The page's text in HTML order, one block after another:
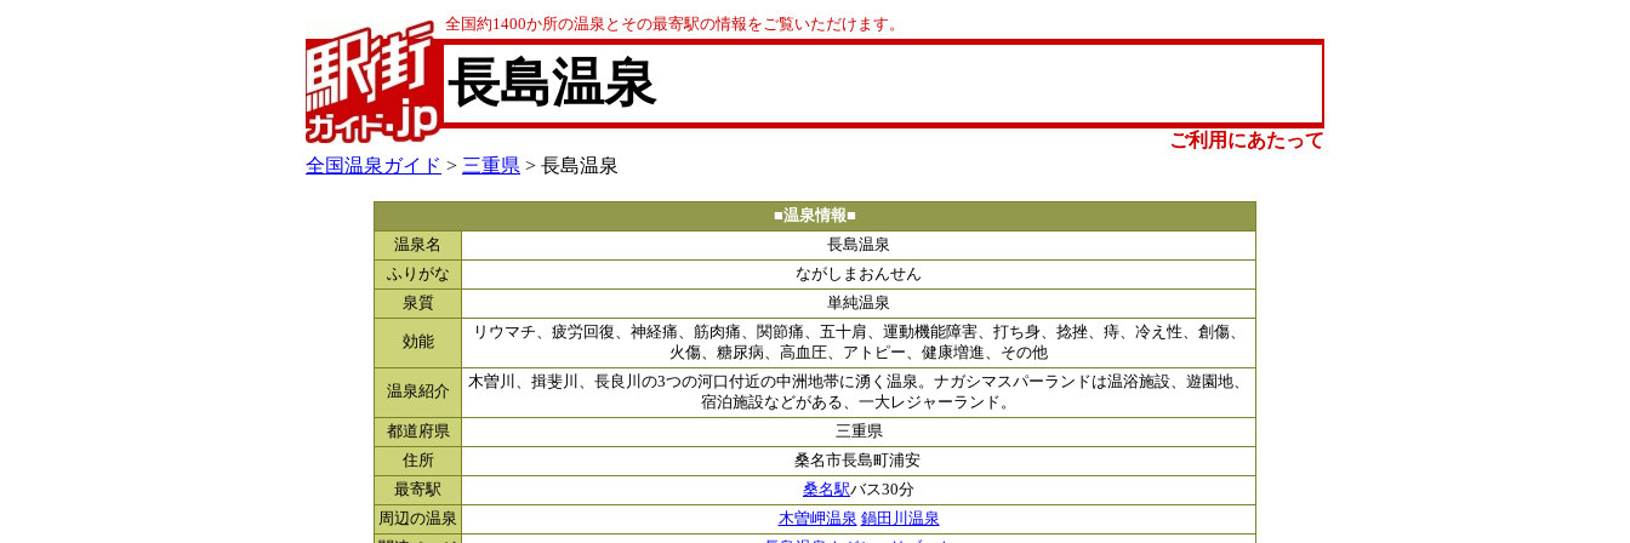
全国約1400か所の温泉とその最寄駅の情報をご覧いただけます。
長島温泉
ご利用にあたって
全国温泉ガイド > 三重県 > 長島温泉
■温泉情報■
温泉名
長島温泉
ふりがな
ながしまおんせん
泉質
単純温泉
効能
リウマチ、疲労回復、神経痛、筋肉痛、関節痛、五十肩、運動機能障害、打ち身、捻挫、痔、冷え性、創傷、
火傷、糖尿病、高血圧、アトピー、健康増進、その他
温泉紹介
木曽川、揖斐川、長良川の3つの河口付近の中洲地帯に湧く温泉。ナガシマスパーランドは温浴施設、遊園地、
宿泊施設などがある、一大レジャーランド。
都道府県
三重県
住所
桑名市長島町浦安
最寄駅
桑名駅バス30分
周辺の温泉
木曽岬温泉 鍋田川温泉